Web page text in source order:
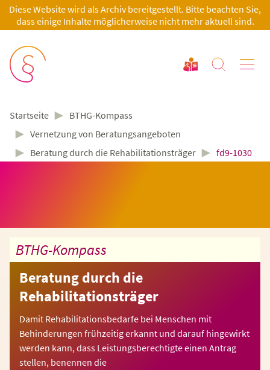
Diese Website wird als Archiv bereitgestellt. Bitte beachten Sie,
dass einige Inhalte möglicherweise nicht mehr aktuell sind.
Startseite ► BTHG-Kompass
► Vernetzung von Beratungsangeboten
► Beratung durch die Rehabilitationsträger ► fd9-1030
BTHG-Kompass
Beratung durch die
Rehabilitationsträger
Damit Rehabilitationsbedarfe bei Menschen mit
Behinderungen frühzeitig erkannt und darauf hingewirkt
werden kann, dass Leistungsberechtigte einen Antrag
stellen, benennen die